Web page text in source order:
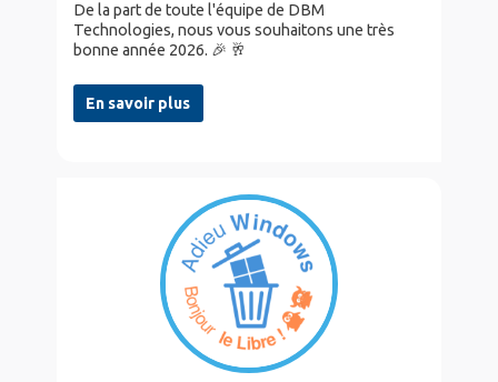
De la part de toute l'équipe de DBM
Technologies, nous vous souhaitons une très
bonne année 2026. 🎉 🥂
En savoir plus